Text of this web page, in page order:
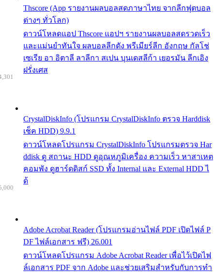
Thscore (App รายงานผลบอลสดภาษาไทย จากลีกฟุตบอล
ต่างๆ ทั่วโลก)
ดาวน์โหลดแอป Thscore แอปฯ รายงานผลบอลสดรวดเร็ว
และแม่นยำทันใจ ผลบอลลีกดัง พรีเมียร์ลีก อังกฤษ กัลโช่
เซเรีย อา อิตาลี ลาลีกา สเปน บุนเดสลีก้า เยอรมัน ลีกเอิง
ฝรั่งเศส
CrystalDiskInfo (โปรแกรม CrystalDiskInfo ตรวจ Harddisk
เช็ค HDD) 9.9.1
ดาวน์โหลดโปรแกรม CrystalDiskInfo โปรแกรมตรวจ Har
ddisk ดู สถานะ HDD ดูอุณหภูมิเครื่อง ความเร็ว หาสาเหต
คอมพัง ดูฮาร์ดดิสก์ SSD ทั้ง Internal และ External HDD ไ
ด้
Adobe Acrobat Reader (โปรแกรมอ่านไฟล์ PDF เปิดไฟล์ P
DF ไฟล์เอกสาร ฟรี) 26.001
ดาวน์โหลดโปรแกรม Adobe Acrobat Reader เพื่อไว้เปิดไฟ
ล์เอกสาร PDF จาก Adobe และช่วยเสริมสำหรับกับการทำ